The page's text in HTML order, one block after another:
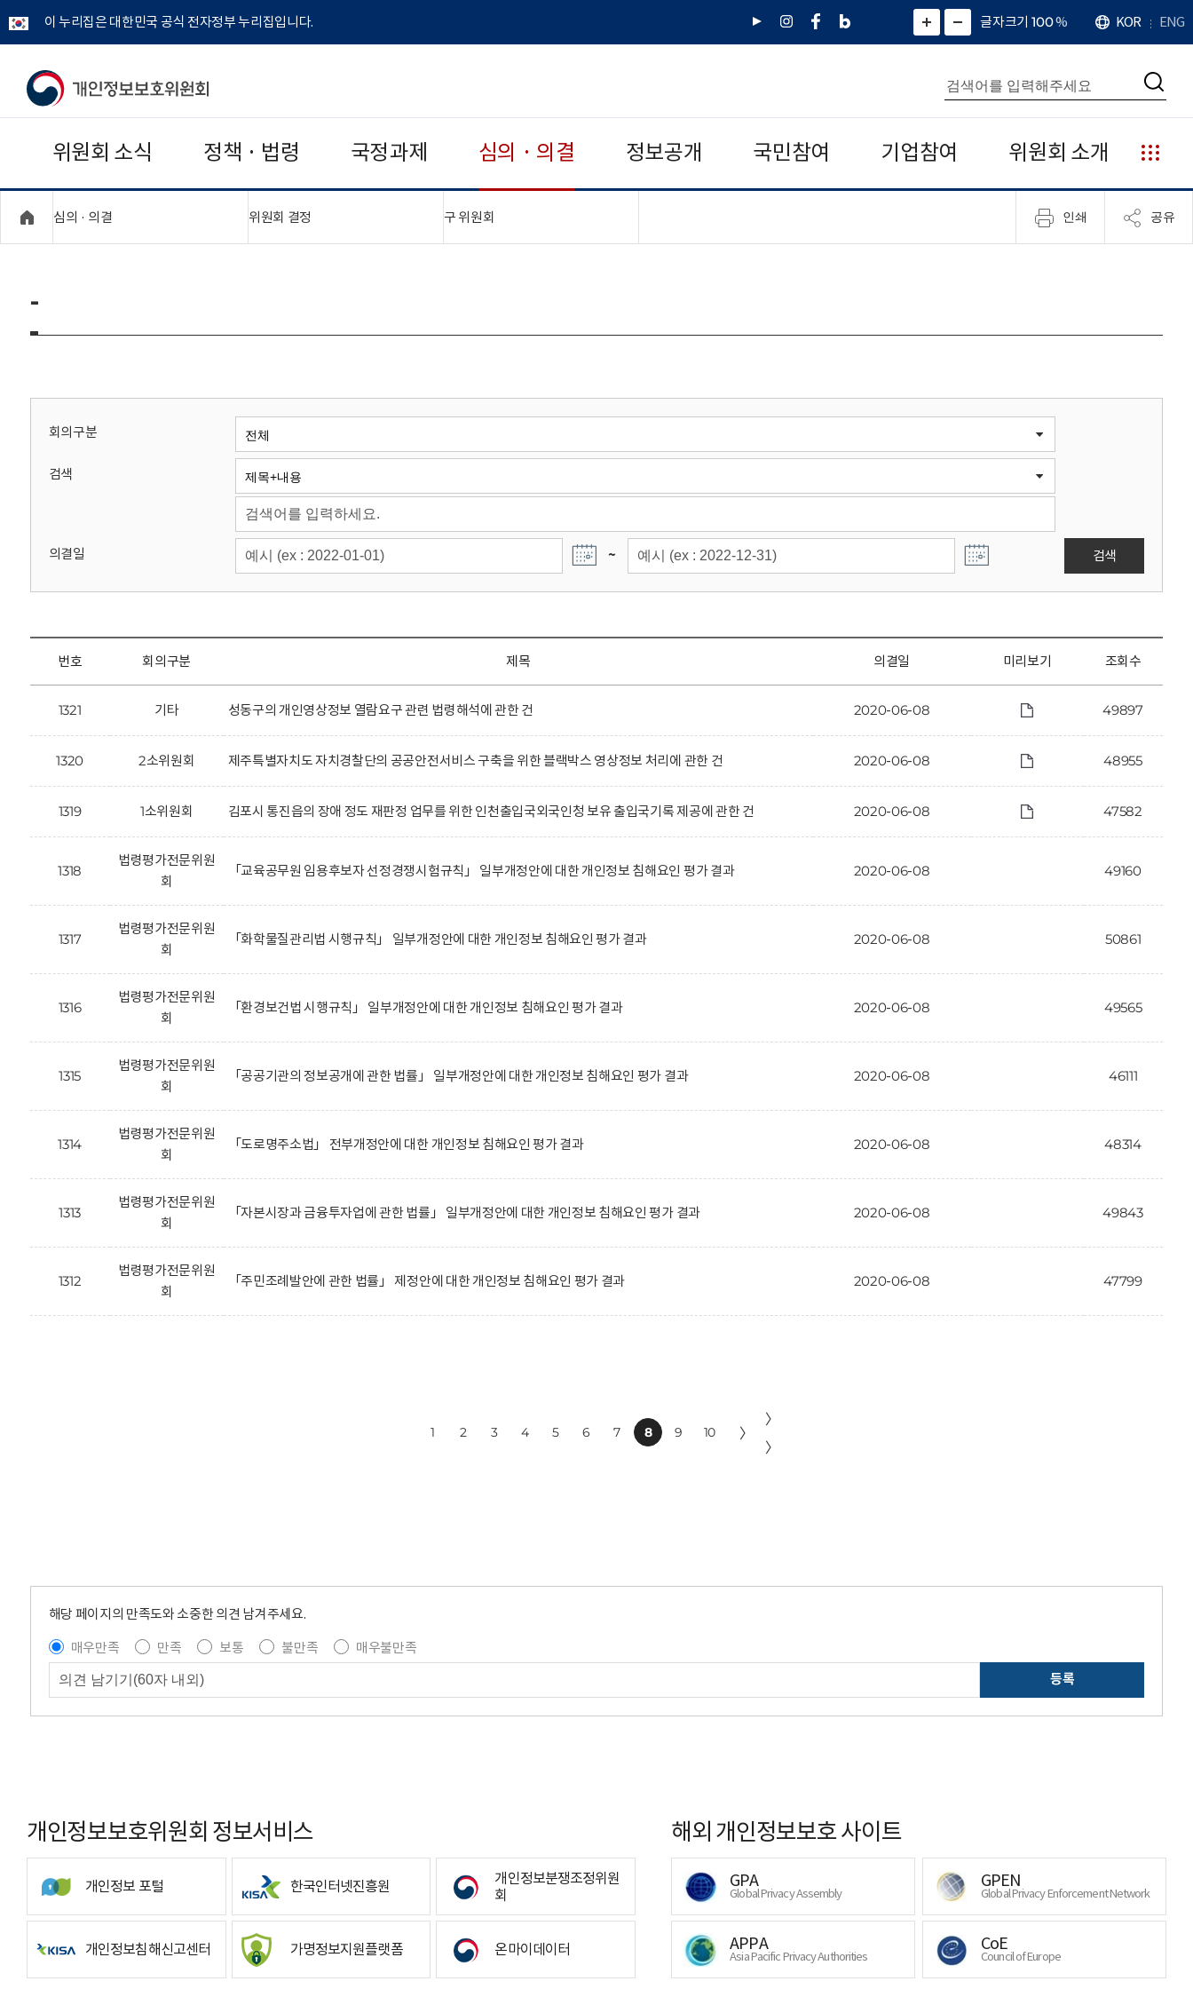
이 누리집은 대한민국 공식 전자정부 누리집입니다.
유
인
페
네
그
)
화
면
면
소
확
대
치
글자크기 100%
언
어
KOR ENG
개
보
보
위
회
통
합
검
색
검
위원회 소식 정책 · 법령 국정과제 심의 · 의결 정보공개 국민참여 기업참여 위원회 소개
누
리
집
안
심의 · 의결 위원회 결정 구 위원회 인쇄 공유
-
회의구분
검색
의결일 ~ 검색
번호 회의구분 제목 의결일 미리보기 조회수
1321 기타 성동구의 개인영상정보 열람요구 관련 법령해석에 관한 건 2020-06-08 49897
1320 2소위원회 제주특별자치도 자치경찰단의 공공안전서비스 구축을 위한 블랙박스 영상정보 처리에 관한 건 2020-06-08 48955
1319 1소위원회 김포시 통진읍의 장애 정도 재판정 업무를 위한 인천출입국외국인청 보유 출입국기록 제공에 관한 건 2020-06-08 47582
1318
법령평가전문위원
회
「교육공무원 임용후보자 선정경쟁시험규칙」 일부개정안에 대한 개인정보 침해요인 평가 결과 2020-06-08 49160
1317
법령평가전문위원
회
「화학물질관리법 시행규칙」 일부개정안에 대한 개인정보 침해요인 평가 결과 2020-06-08 50861
1316
법령평가전문위원
회
「환경보건법 시행규칙」 일부개정안에 대한 개인정보 침해요인 평가 결과 2020-06-08 49565
1315
법령평가전문위원
회
「공공기관의 정보공개에 관한 법률」 일부개정안에 대한 개인정보 침해요인 평가 결과 2020-06-08 46111
1314
법령평가전문위원
회
「도로명주소법」 전부개정안에 대한 개인정보 침해요인 평가 결과 2020-06-08 48314
1313
법령평가전문위원
회
「자본시장과 금융투자업에 관한 법률」 일부개정안에 대한 개인정보 침해요인 평가 결과 2020-06-08 49843
1312
법령평가전문위원
회
「주민조례발안에 관한 법률」 제정안에 대한 개인정보 침해요인 평가 결과 2020-06-08 47799
1 2 3 4 5 6 7 8 9 10 〉
〉
〉
해당 페이지의 만족도와 소중한 의견 남겨주세요.
매우만족
만족 보통 불만족
매우불만족
등록
개인정보보호위원회 정보서비스
개인정보 포털 한국인터넷진흥원
개인정보분쟁조정위원
회
개인정보침해신고센터 가명정보지원플랫폼 온마이데이터
해외 개인정보보호 사이트
GPA
Global Privacy Assembly
GPEN
Global Privacy Enforcement Network
APPA
Asia Pacific Privacy Authorities
CoE
Council of Europe